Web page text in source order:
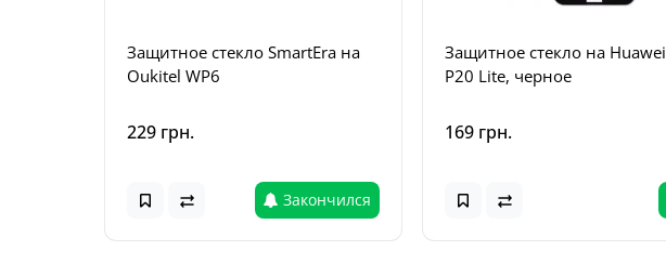
Защитное стекло SmartEra на
Oukitel WP6
229 грн.
Закончился
Защитное стекло на Huawei
P20 Lite, черное
169 грн.